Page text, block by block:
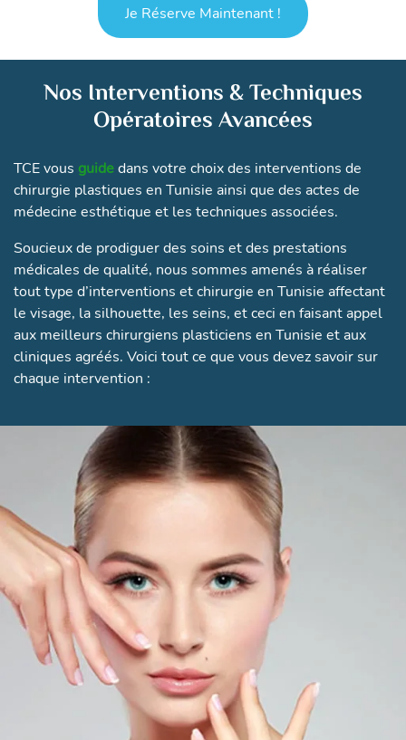
Je Réserve Maintenant !
Nos Interventions & Techniques
Opératoires Avancées
TCE vous guidedans votre choix des interventions de
chirurgie plastiques en Tunisie ainsi que des actes de
médecine esthétique et les techniques associées.
Soucieux de prodiguer des soins et des prestations
médicales de qualité, nous sommes amenés à réaliser
tout type d’interventions et chirurgie en Tunisie affectant
le visage, la silhouette, les seins, et ceci en faisant appel
aux meilleurs chirurgiens plasticiens en Tunisie et aux
cliniques agréés. Voici tout ce que vous devez savoir sur
chaque intervention :